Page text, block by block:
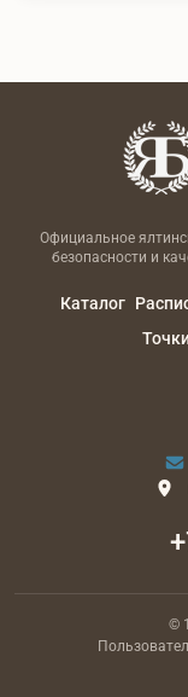
Официальное
безопасности и
Каталог
©